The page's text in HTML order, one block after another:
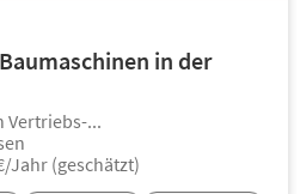
in der
Vertriebs-...
Jahr (geschätzt)